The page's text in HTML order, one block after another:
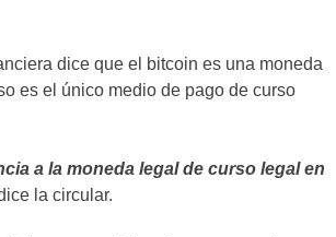
dice que el bitcoin es una moneda
es el único medio de pago de curso
a la moneda legal de curso legal en
la circular.